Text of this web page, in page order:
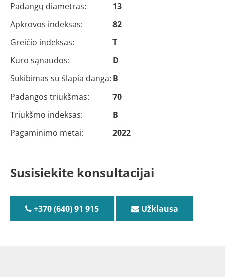
Padangų diametras:
13
Apkrovos indeksas:
82
Greičio indeksas:
T
Kuro sąnaudos:
D
Sukibimas su šlapia danga:B
Padangos triukšmas:
70
Triukšmo indeksas:
B
Pagaminimo metai:
2022
Susisiekite konsultacijai
+370 (640) 91 915 Užklausa